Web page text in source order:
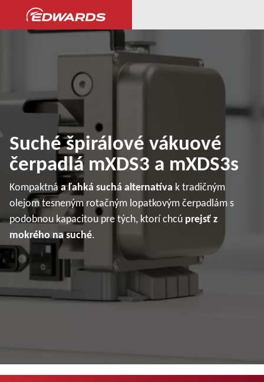
Suché špirálové vákuové
čerpadlá mXDS3 a mXDS3s
Kompaktnáa ľahká suchá alternatíva k tradičným
olejom tesneným rotačným lopatkovým čerpadlám s
podobnou kapacitou pre tých, ktorí chcú prejsť z
mokrého na suché.